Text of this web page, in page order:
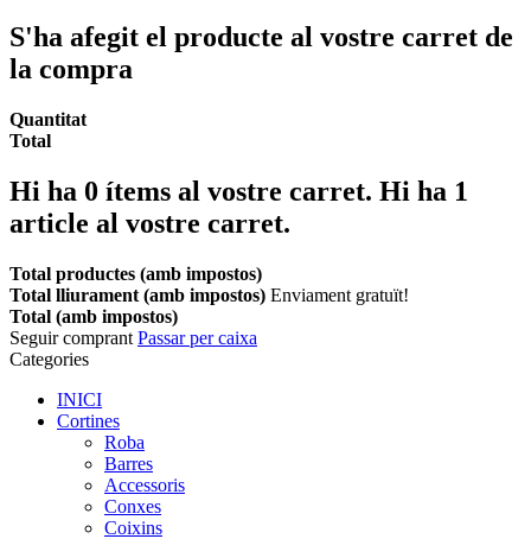
S'ha afegit el producte al vostre carret de
la compra
Quantitat
Total
Hi ha 0 ítems al vostre carret. Hi ha 1
article al vostre carret.
Total productes (amb impostos)
Total lliurament (amb impostos) Enviament gratuït!
Total (amb impostos)
Seguir comprant Passar per caixa
Categories
INICI
Cortines
Roba
Barres
Accessoris
Conxes
Coixins